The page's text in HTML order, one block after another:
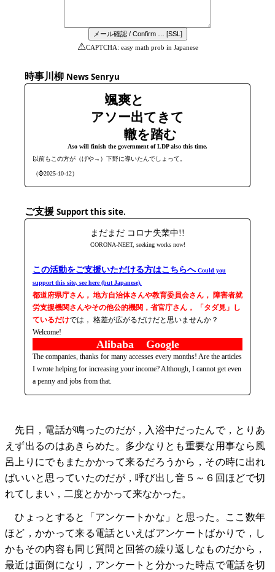
⚠CAPTCHA: easy math prob in Japanese
時事川柳 News Senryu
颯爽と
アソー出てきて
轍を踏む
Aso will finish the government of LDP also this time.
以前もこの方が（げや→）下野に導いたんでしょって。
（⌚2025-10-12）
ご支援 Support this site.
まだまだ コロナ失業中!!
CORONA-NEET, seeking works now!
この活動をご支援いただける方はこちらへCould you
support this site, see here (but Japanese).
都道府県庁さん， 地方自治体さんや教育委員会さん， 障害者就
労支援機関さんやその他公的機関，省官庁さん， 「タダ見」し
ているだけでは， 格差が広がるだけだと思いませんか？
Welcome!
Alibaba Google
The companies, thanks for many accesses every months! Are the articles
I wrote helping for increasing your income? Although, I cannot get even
a penny and jobs from that.
先日，電話が鳴ったのだが，入浴中だったんで，とりあ
えず出るのはあきらめた。多少なりとも重要な用事なら風
呂上りにでもまたかかって来るだろうから，その時に出れ
ばいいと思っていたのだが，呼び出し音５～６回ほどで切
れてしまい，二度とかかって来なかった。
ひょっとすると「アンケートかな」と思った。ここ数年
ほど，かかって来る電話といえばアンケートばかりで，し
かもその内容も同じ質問と回答の繰り返しなものだから，
最近は面倒になり，アンケートと分かった時点で電話を切